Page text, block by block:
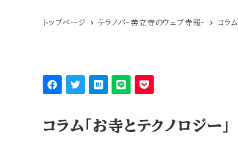
トップページ テラノバ-善立寺のウェブ寺報- コラム
コラム「お寺とテクノロジー」